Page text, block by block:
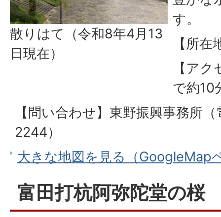
散りはて（令和8年4月13
日現在）
す。
【所
【ア
で約10
【問い合わせ】東野振興事務所
2244）
大きな地図を見る（GoogleMap
富田打杭阿弥陀堂の桜